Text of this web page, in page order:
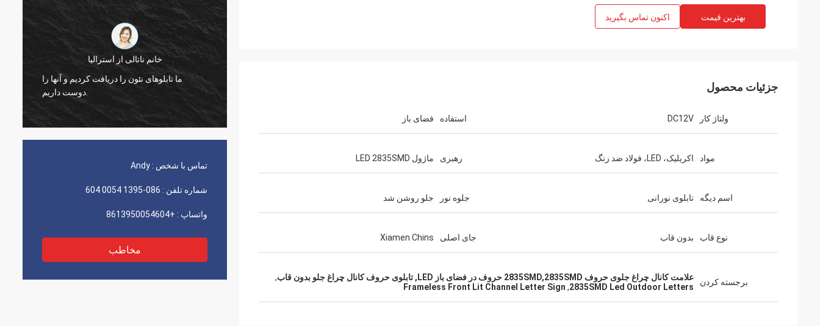
آقای جیسون از کانادا
ما بسته را دریافت می کنیم، و از مشاهده کیفیت
خوب آن قدردانی می کنیم، به محض اینکه چیزی
پیش آمد به شما اطلاع خواهیم داد.
تماس با شخص : Andy
شماره تلفن : 086-1395 0054 604
واتساپ : +8613950054604
مخاطب
بهترین قیمت اکنون تماس بگیرید
جزئیات محصول
ولتاژ کار DC12V استفاده فضای باز
مواد اکریلیک، LED، فولاد ضد زنگ رهبری ماژول LED 2835SMD
اسم دیگه تابلوی نورانی جلوه نور جلو روشن شد
نوع قاب بدون قاب جای اصلی Xiamen Chins
برجسته کردن علامت کانال چراغ جلوی حروف 2835SMD,2835SMD حروف در فضای باز LED, تابلوی حروف کانال چراغ جلو بدون قاب
,
2835SMD Led Outdoor Letters
,
Frameless Front Lit Channel Letter Sign